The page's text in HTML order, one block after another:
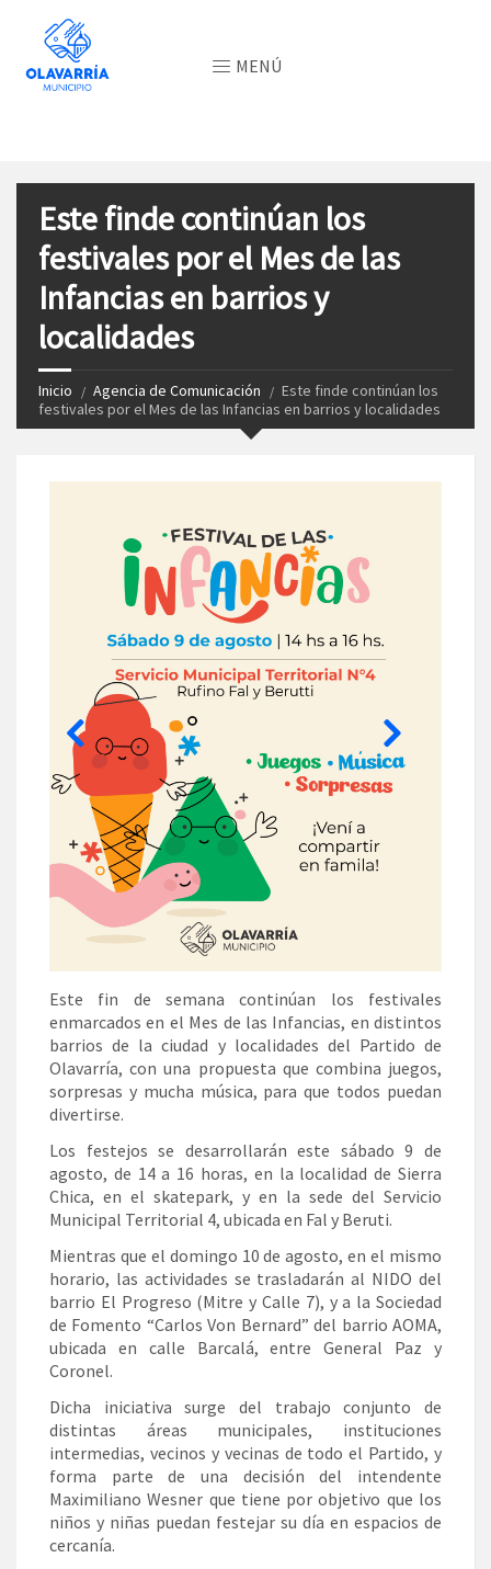
MENÚ
Este finde continúan los
festivales por el Mes de las
Infancias en barrios y
localidades
Inicio Agencia de Comunicación
Este finde continúan los
festivales por el Mes de las Infancias en barrios y localidades
Este fin de semana continúan los festivales
enmarcados en el Mes de las Infancias, en distintos
barrios de la ciudad y localidades del Partido de
Olavarría, con una propuesta que combina juegos,
sorpresas y mucha música, para que todos puedan
divertirse.
Los festejos se desarrollarán este sábado 9 de
agosto, de 14 a 16 horas, en la localidad de Sierra
Chica, en el skatepark, y en la sede del Servicio
Municipal Territorial 4, ubicada en Fal y Beruti.
Mientras que el domingo 10 de agosto, en el mismo
horario, las actividades se trasladarán al NIDO del
barrio El Progreso (Mitre y Calle 7), y a la Sociedad
de Fomento “Carlos Von Bernard” del barrio AOMA,
ubicada en calle Barcalá, entre General Paz y
Coronel.
Dicha iniciativa surge del trabajo conjunto de
distintas áreas municipales, instituciones
intermedias, vecinos y vecinas de todo el Partido, y
forma parte de una decisión del intendente
Maximiliano Wesner que tiene por objetivo que los
niños y niñas puedan festejar su día en espacios de
cercanía.